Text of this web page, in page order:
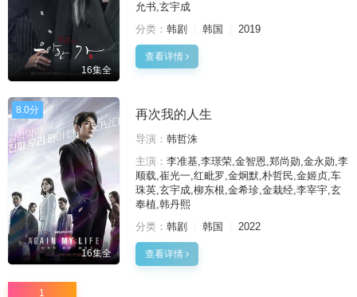
16集全
允书,玄宇成
分类： 韩剧 韩国 2019
查看详情
8.0分
16集全
再次我的人生
导演： 韩哲洙
主演： 李准基,李璟荣,金智恩,郑尚勋,金永勋,李
顺载,崔光一,红毗罗,金炯默,朴哲民,金姬贞,车
珠英,玄宇成,柳东根,金希珍,金栽经,李宰宇,玄
奉植,韩丹熙
分类： 韩剧 韩国 2022
查看详情
1